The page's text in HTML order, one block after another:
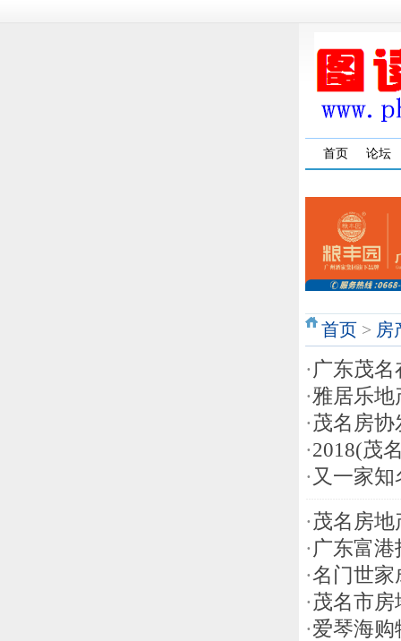
首页 论坛
首页 > 房
· 广东茂
·雅居乐
·茂名房
·2018(茂
· 又一家
·茂名房
· 广东富
·名门世家
·茂名市
·爱琴海